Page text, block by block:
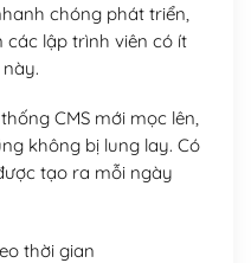
chóng phát triển,
lập trình viên có ít
CMS mới mọc lên,
không bị lung lay. Có
tạo ra mỗi ngày
thời gian